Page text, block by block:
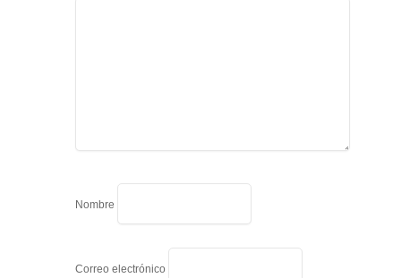
Nombre
Correo electrónico